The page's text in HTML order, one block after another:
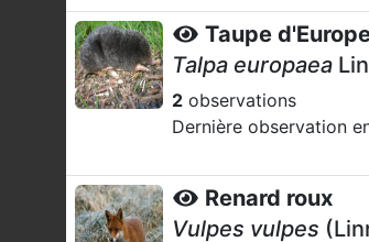
Taupe
Talpa europaea
2 observations
Dernière observation
Renard roux
Vulpes vulpes